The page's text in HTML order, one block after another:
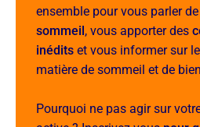
ensemble pour vous parler de
sommeil, vous apporter des
inédits et vous informer sur
matière de sommeil et de
Pourquoi ne pas agir sur